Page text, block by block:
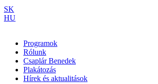
SK
HU
Programok
Rólunk
Csaplár Benedek
Plakátozás
Hírek és aktualitások